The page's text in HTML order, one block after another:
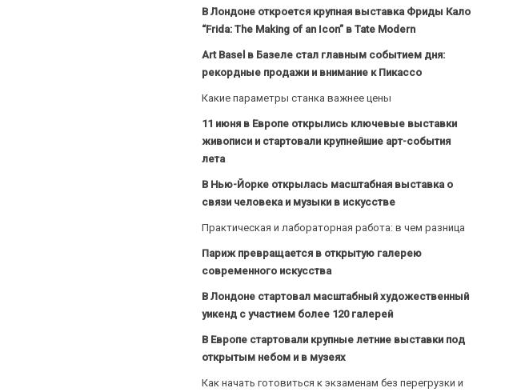
В Лондоне откроется крупная выставка Фриды Кало
“Frida: The Making of an Icon” в Tate Modern
Art Basel в Базеле стал главным событием дня:
рекордные продажи и внимание к Пикассо
Какие параметры станка важнее цены
11 июня в Европе открылись ключевые выставки
живописи и стартовали крупнейшие арт-события
лета
В Нью-Йорке открылась масштабная выставка о
связи человека и музыки в искусстве
Практическая и лабораторная работа: в чем разница
Париж превращается в открытую галерею
современного искусства
В Лондоне стартовал масштабный художественный
уикенд с участием более 120 галерей
В Европе стартовали крупные летние выставки под
открытым небом и в музеях
Как начать готовиться к экзаменам без перегрузки и